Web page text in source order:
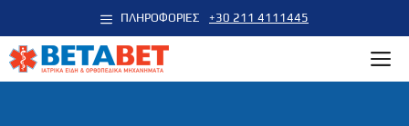
σε
περιεχόμενο
+30 211 4111445
ΠΛΗΡΟΦΟΡΙΕΣ